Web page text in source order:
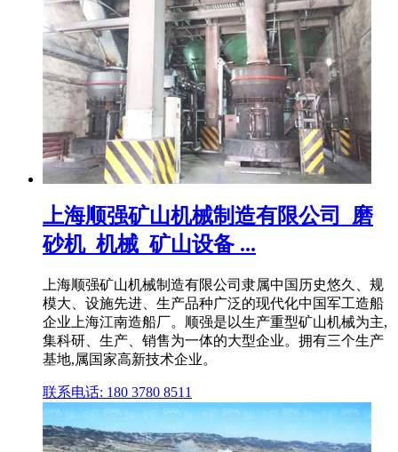
上海顺强矿山机械制造有限公司_磨
砂机_机械_矿山设备 ...
上海顺强矿山机械制造有限公司隶属中国历史悠久、规
模大、设施先进、生产品种广泛的现代化中国军工造船
企业上海江南造船厂。顺强是以生产重型矿山机械为主,
集科研、生产、销售为一体的大型企业。拥有三个生产
基地,属国家高新技术企业。
联系电话: 180 3780 8511